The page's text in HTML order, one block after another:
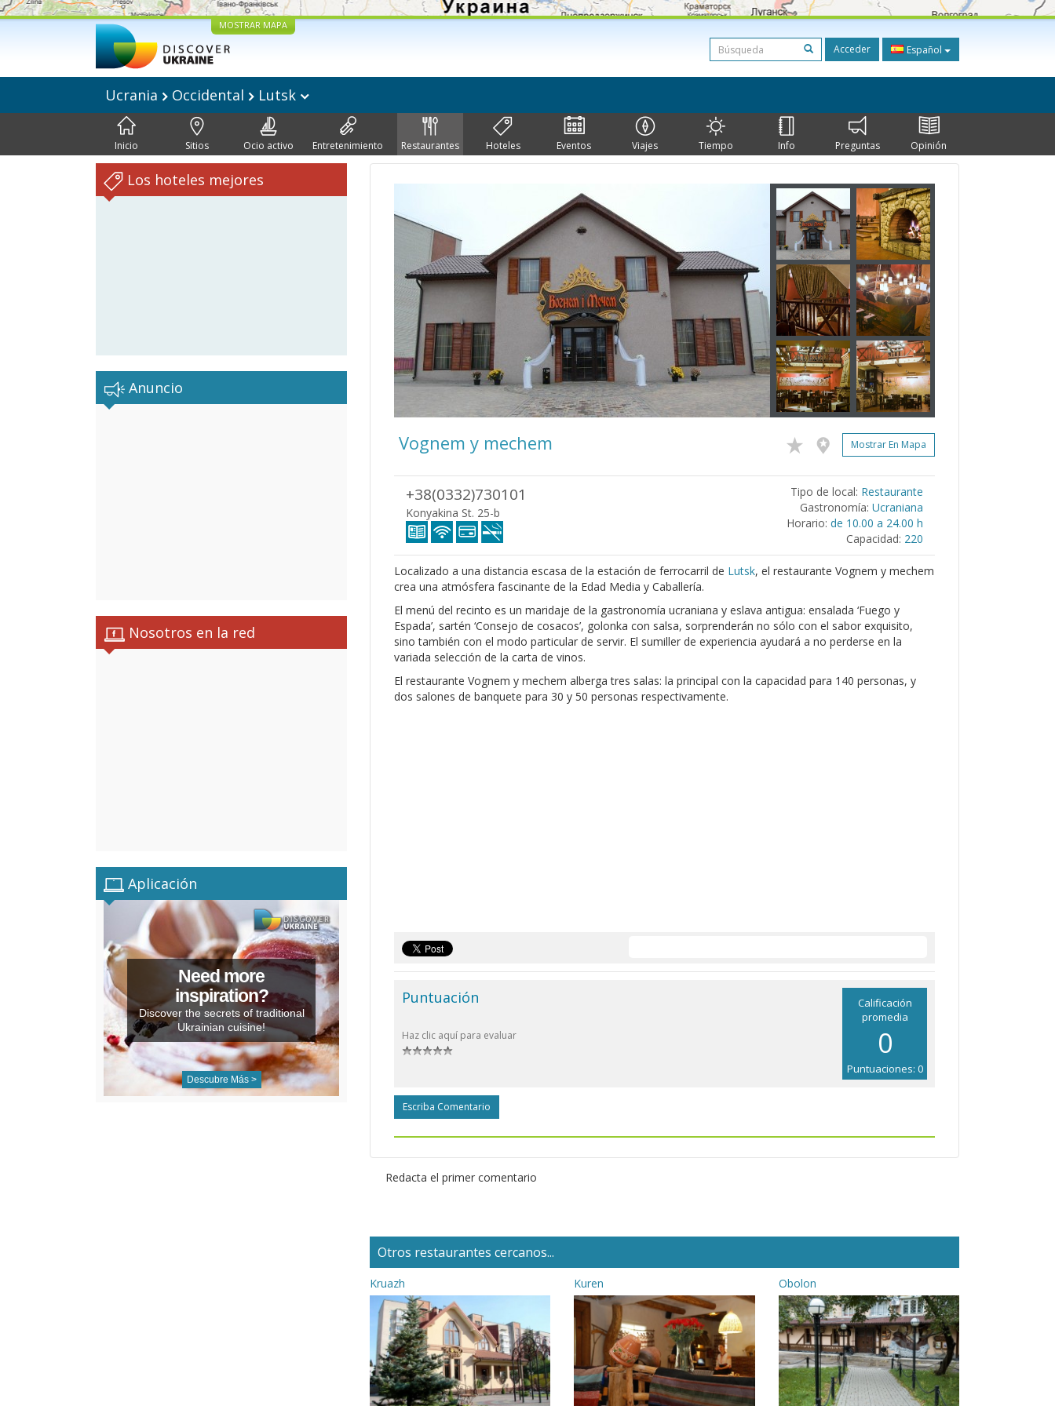
MOSTRAR MAPA
Acceder Español
Ucrania Occidental Lutsk
Inicio Sitios Ocio activo Entretenimiento Restaurantes Hoteles Eventos Viajes Tiempo Info Preguntas Opinión
Los hoteles mejores
Anuncio
Nosotros en la red
Aplicación
Need more
inspiration?
Discover the secrets of traditional
Ukrainian cuisine!
Descubre Más >
Vognem y mechem Mostrar En Mapa
+38(0332)730101
Konyakina St. 25-b
Tipo de local: Restaurante
Gastronomía: Ucraniana
Horario: de 10.00 a 24.00 h
Capacidad: 220
Localizado a una distancia escasa de la estación de ferrocarril de Lutsk, el restaurante Vognem y mechem
crea una atmósfera fascinante de la Edad Media y Caballería.
El menú del recinto es un maridaje de la gastronomía ucraniana y eslava antigua: ensalada ‘Fuego y
Espada’, sartén ‘Consejo de cosacos’, golonka con salsa, sorprenderán no sólo con el sabor exquisito,
sino también con el modo particular de servir. El sumiller de experiencia ayudará a no perderse en la
variada selección de la carta de vinos.
El restaurante Vognem y mechem alberga tres salas: la principal con la capacidad para 140 personas, y
dos salones de banquete para 30 y 50 personas respectivamente.
Calificación
promedia
0
Puntuaciones: 0
Puntuación
Haz clic aquí para evaluar
Escriba Comentario
Redacta el primer comentario
Otros restaurantes cercanos...
Kruazh Kuren Obolon